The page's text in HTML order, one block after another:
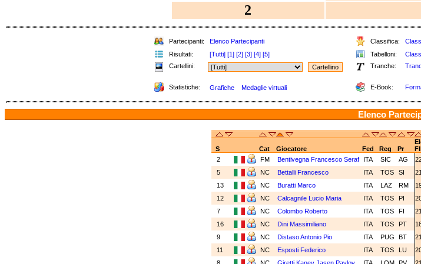
2
Partecipanti: Elenco Partecipanti Classifica:
Risultati:
[Tutti] [1] [2] [3] [4] [5] Tabelloni:
Cartellini:
Tranche:
Statistiche: Grafiche Medaglie virtuali E-Book:
Elenco
S
Cat Giocatore Fed Reg Pr
2
FM Bentivegna Francesco Seraf ITA SIC AG
5
NC Bettalli Francesco ITA TOS SI
13
NC Buratti Marco ITA LAZ RM
12
NC Calcagnile Lucio Maria ITA TOS PI
7
NC Colombo Roberto ITA TOS FI
16
NC Dini Massimiliano ITA TOS PT
9
NC Distaso Antonio Pio ITA PUG BT
11
NC Esposti Federico ITA TOS LU